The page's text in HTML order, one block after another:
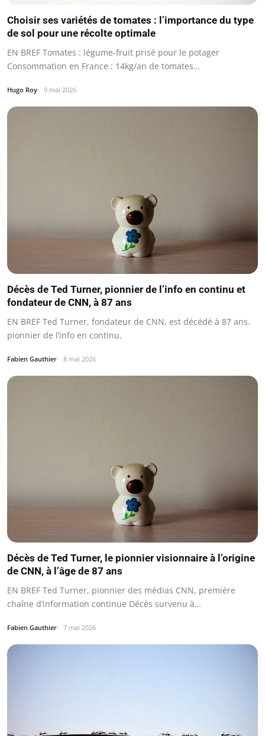
Choisir ses variétés de tomates : l’importance du type
de sol pour une récolte optimale
EN BREF Tomates : légume-fruit prisé pour le potager
Consommation en France : 14kg/an de tomates…
Hugo Roy 9 mai 2026
Décès de Ted Turner, pionnier de l’info en continu et
fondateur de CNN, à 87 ans
EN BREF Ted Turner, fondateur de CNN, est décédé à 87 ans.
pionnier de l’info en continu.
Fabien Gauthier 8 mai 2026
Décès de Ted Turner, le pionnier visionnaire à l’origine
de CNN, à l’âge de 87 ans
EN BREF Ted Turner, pionnier des médias CNN, première
chaîne d’information continue Décès survenu à…
Fabien Gauthier 7 mai 2026